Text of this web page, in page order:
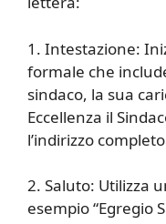
1. Intestazione:
formale che
sindaco, la sua
Eccellenza il
l’indirizzo
2. Saluto: Utilizza
esempio “Egregio